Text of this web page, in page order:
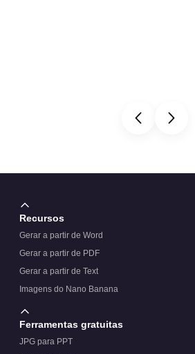
Recursos
Gerar a partir de Word
Gerar a partir de PDF
Gerar a partir de Text
Imagens do Nano Banana
Ferramentas gratuitas
JPG para PPT